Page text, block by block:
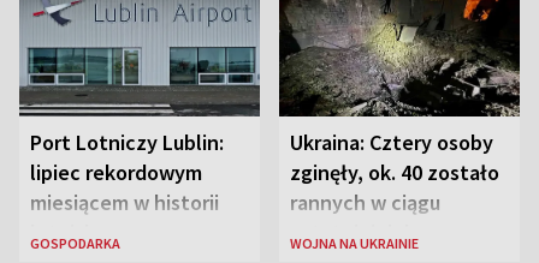
Port Lotniczy Lublin:
lipiec rekordowym
miesiącem w historii
lotniska
GOSPODARKA
Ukraina: Cztery osoby
zginęły, ok. 40 zostało
rannych w ciągu
ostatniej doby w
WOJNA NA UKRAINIE